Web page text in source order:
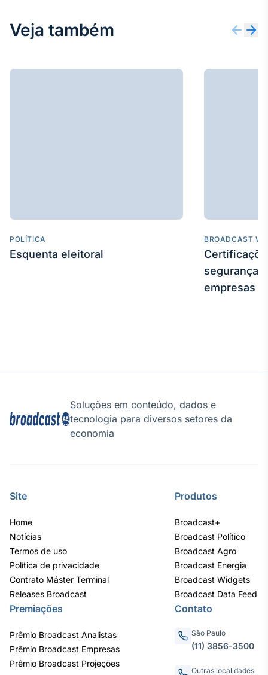
Veja também
POLÍTICA
Esquenta eleitoral
BROADCAST
segurança
empresas
Soluções em conteúdo, dados e
tecnologia para diversos setores da
economia
Site
Home
Notícias
Termos de uso
Política de privacidade
Contrato Máster Terminal
Releases Broadcast
Produtos
Broadcast+
Broadcast Político
Broadcast Agro
Broadcast Energia
Broadcast Widgets
Broadcast Data Feed
Premiações
Prêmio Broadcast Analistas
Prêmio Broadcast Empresas
Prêmio Broadcast Projeções
Contato
São Paulo
(11) 3856-3500
Outras localidades